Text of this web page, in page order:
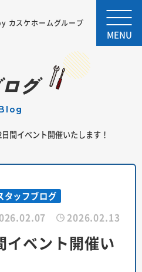
カスケホームグループ
MENU
グ
blog
間イベント開催いたします！
タッフブログ
2026.02.13
ベント開催い